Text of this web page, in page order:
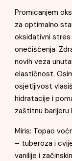
Promicanjem
za optimalno
oksidativni
onečišćenja.
novih veza
elastičnost.
osjetljivost
hidratacije i
zaštitnu barijeru
Miris: Topao
– tuberoza i
vanilije i